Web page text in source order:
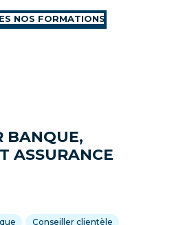
BANQUE,
ASSURANCE
Conseiller clientèle